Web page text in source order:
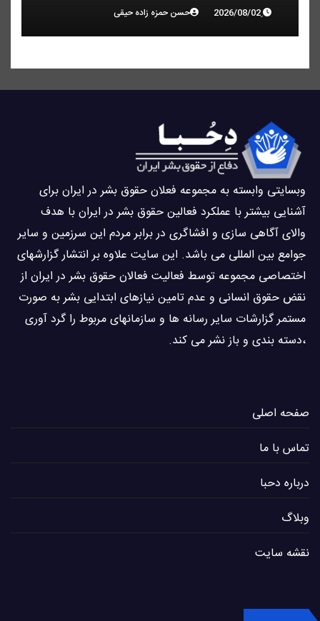
حسن حمزه زاده حیقی
وبسايتى وابسته به مجموعه فعلان حقوق بشر در ایران برای
آشنایی بيشتر با عملکرد فعالین حقوق بشر در ایران با هدف
والاى آگاهى سازی و افشاگرى در برابر مردم این سرزمین و ساير
جوامع بین المللى می باشد. این سایت علاوه بر انتشار گزارشهای
اختصاصی مجموعه توسط فعاليت فعالان حقوق بشر در ایران از
نقض حقوق انسانی و عدم تامین نیازهای ابتدایی بشر به صورت
مستمر گزارشات سایر رسانه ها و سازمانهای مربوط را گرد آوری
،دسته بندی و باز نشر می كند.
صفحه اصلی
تماس با ما
درباره دحبا
وبلاگ
نقشه سایت